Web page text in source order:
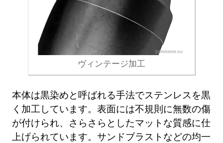
ヴィンテージ加工
本体は黒染めと呼ばれる手法でステンレスを黒
く加工しています。表面には不規則に無数の傷
が付けられ、さらさらとしたマットな質感に仕
上げられています。サンドブラストなどの均一